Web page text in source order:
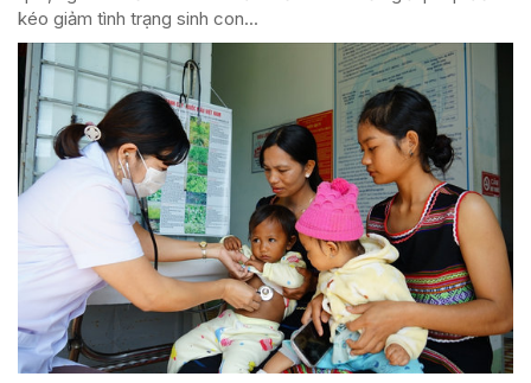
kéo giảm tình trạng sinh con...